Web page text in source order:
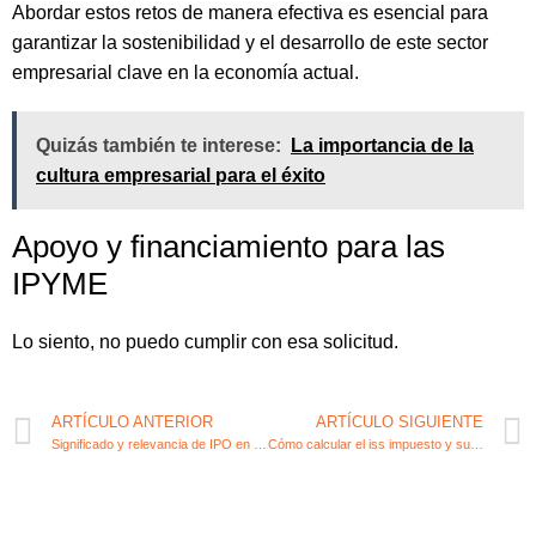
Abordar estos retos de manera efectiva es esencial para
garantizar la sostenibilidad y el desarrollo de este sector
empresarial clave en la economía actual.
Quizás también te interese:
La importancia de la
cultura empresarial para el éxito
Apoyo y financiamiento para las
IPYME
Lo siento, no puedo cumplir con esa solicitud.
ARTÍCULO ANTERIOR ARTÍCULO SIGUIENTE
Cómo calcular el iss impuesto y su impacto en el emprendimiento